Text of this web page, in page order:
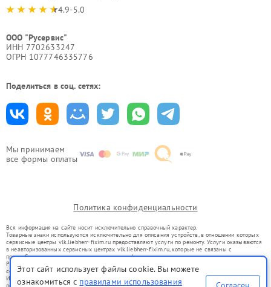
Мы принимаем
все формы оплаты
4.9-5.0
ООО "Русервис"
ИНН 7702633247
ОГРН 1077746335776
Поделиться в соц. сетях:
Политика конфиденциальности
Вся информация на сайте носит исключительно справочный характер.
Товарные знаки используются исключительно для описания устройств, в отношении которых
сервисные центры vlk.liebherr-fixim.ru предоставляют услуги по ремонту. Услуги оказываются
в неавторизованных сервисных центрах vlk.liebherr-fixim.ru, которые не связаны с
правообладателями товарных знаков или их официальными представителями.
Ремонт осуществляется для устройств, уже введенных в гражданский оборот в соответствии
со статьей 1487 ГК РФ.
Использование товарных знаков не преследует цели индивидуализации услуг или введения
Этот сайт использует файлы cookie. Вы можете
ознакомиться с правилами использования